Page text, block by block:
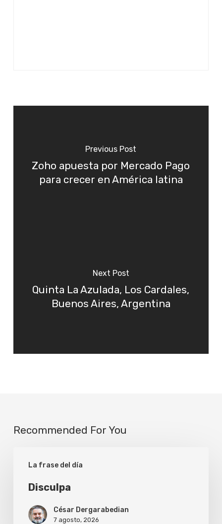
Previous Post
Zoho apuesta por Mercado Pago
para crecer en América latina
Next Post
Quinta La Azulada, Los Cardales,
Buenos Aires, Argentina
Recommended For You
La frase del día
Disculpa
César Dergarabedian
7 agosto, 2026